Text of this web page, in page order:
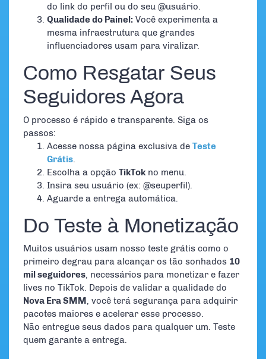
do link do perfil ou do seu @usuário.
Qualidade do Painel: Você experimenta a
mesma infraestrutura que grandes
influenciadores usam para viralizar.
Como Resgatar Seus
Seguidores Agora
O processo é rápido e transparente. Siga os
passos:
Acesse nossa página exclusiva de Teste
Grátis.
Escolha a opção TikTokno menu.
Insira seu usuário (ex: @seuperfil).
Aguarde a entrega automática.
Do Teste à Monetização
Muitos usuários usam nosso teste grátis como o
primeiro degrau para alcançar os tão sonhados 10
mil seguidores, necessários para monetizar e fazer
lives no TikTok. Depois de validar a qualidade do
Nova Era SMM, você terá segurança para adquirir
pacotes maiores e acelerar esse processo.
Não entregue seus dados para qualquer um. Teste
quem garante a entrega.